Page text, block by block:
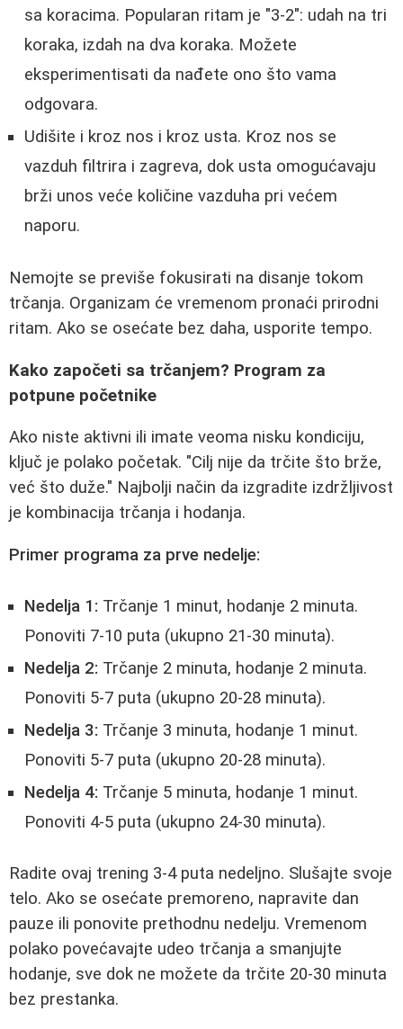
sa koracima. Popularan ritam je "3-2": udah na tri
koraka, izdah na dva koraka. Možete
eksperimentisati da nađete ono što vama
odgovara.
Udišite i kroz nos i kroz usta. Kroz nos se
vazduh filtrira i zagreva, dok usta omogućavaju
brži unos veće količine vazduha pri većem
naporu.
Nemojte se previše fokusirati na disanje tokom
trčanja. Organizam će vremenom pronaći prirodni
ritam. Ako se osećate bez daha, usporite tempo.
Kako započeti sa trčanjem? Program za
potpune početnike
Ako niste aktivni ili imate veoma nisku kondiciju,
ključ je polako početak. "Cilj nije da trčite što brže,
već što duže." Najbolji način da izgradite izdržljivost
je kombinacija trčanja i hodanja.
Primer programa za prve nedelje:
Nedelja 1: Trčanje 1 minut, hodanje 2 minuta.
Ponoviti 7-10 puta (ukupno 21-30 minuta).
Nedelja 2: Trčanje 2 minuta, hodanje 2 minuta.
Ponoviti 5-7 puta (ukupno 20-28 minuta).
Nedelja 3: Trčanje 3 minuta, hodanje 1 minut.
Ponoviti 5-7 puta (ukupno 20-28 minuta).
Nedelja 4: Trčanje 5 minuta, hodanje 1 minut.
Ponoviti 4-5 puta (ukupno 24-30 minuta).
Radite ovaj trening 3-4 puta nedeljno. Slušajte svoje
telo. Ako se osećate premoreno, napravite dan
pauze ili ponovite prethodnu nedelju. Vremenom
polako povećavajte udeo trčanja a smanjujte
hodanje, sve dok ne možete da trčite 20-30 minuta
bez prestanka.